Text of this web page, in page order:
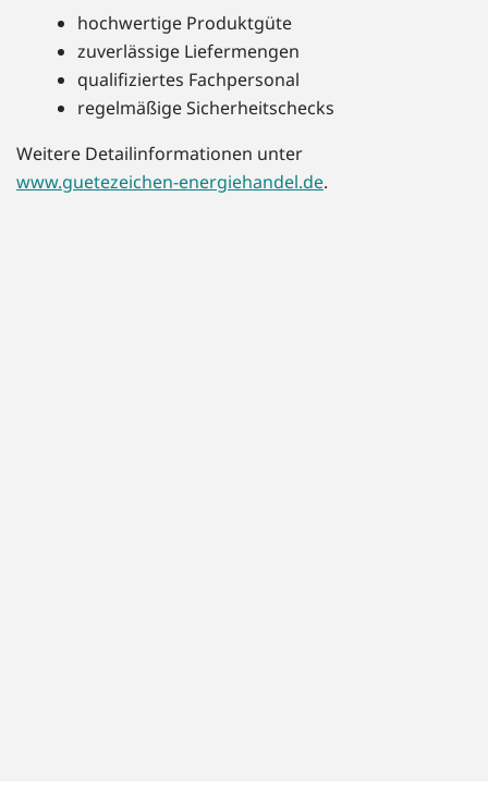
hochwertige Produktgüte
zuverlässige Liefermengen
qualifiziertes Fachpersonal
regelmäßige Sicherheitschecks
Weitere Detailinformationen unter
www.guetezeichen-energiehandel.de.